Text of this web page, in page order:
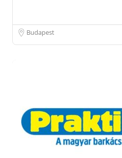
Budapest